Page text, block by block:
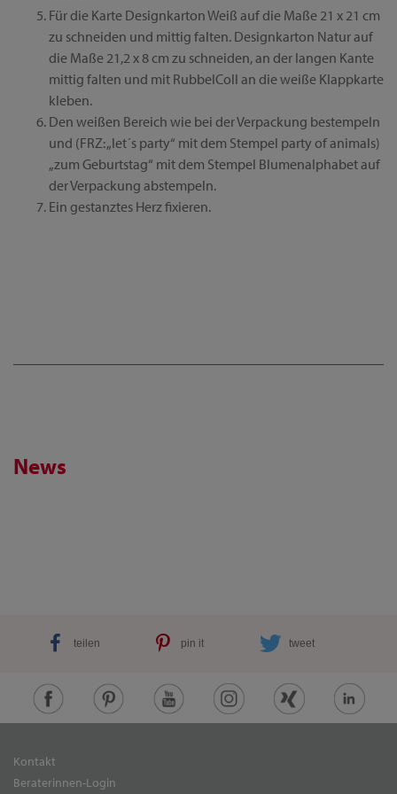
Für die Karte Designkarton Weiß auf die Maße 21 x 21 cm
zu schneiden und mittig falten. Designkarton Natur auf
die Maße 21,2 x 8 cm zu schneiden, an der langen Kante
mittig falten und mit RubbelColl an die weiße Klappkarte
kleben.
Den weißen Bereich wie bei der Verpackung bestempeln
und (FRZ: „let´s party“ mit dem Stempel party of animals)
„zum Geburtstag“ mit dem Stempel Blumenalphabet auf
der Verpackung abstempeln.
Ein gestanztes Herz fixieren.
News
teilen pin it tweet
Kontakt
Beraterinnen-Login